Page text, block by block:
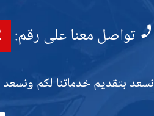
تواصل معنا على رقم:
نسعد بتقديم خدماتنا لكم